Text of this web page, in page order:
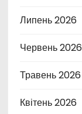
Липень 2026
Червень 2026
Травень 2026
Квітень 2026